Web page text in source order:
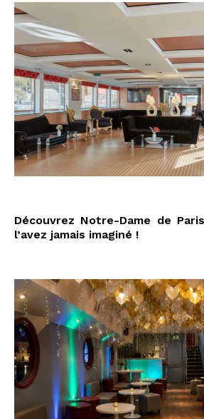
Découvrez Notre-Dame de
l’avez jamais imaginé !